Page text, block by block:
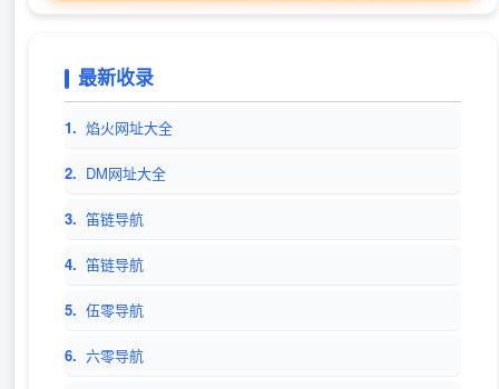
最新收录
1. 焰火网址大全
2. DM网址大全
3. 笛链导航
4. 笛链导航
5. 伍零导航
6. 六零导航